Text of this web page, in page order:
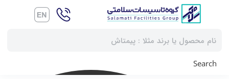
Search